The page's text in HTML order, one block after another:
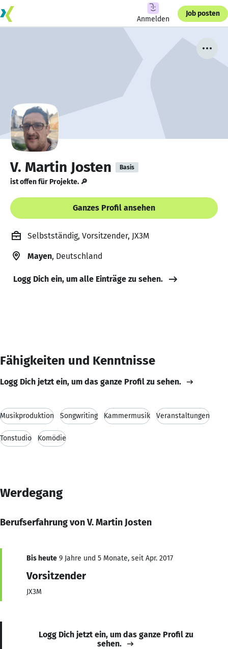
Anmelden
Job posten
V. Martin Josten Basis
ist offen für Projekte. 🔎
Ganzes Profil ansehen
Selbstständig, Vorsitzender, JX3M
Mayen, Deutschland
Logg Dich ein, um alle Einträge zu sehen.
Fähigkeiten und Kenntnisse
Logg Dich jetzt ein, um das ganze Profil zu sehen.
Musikproduktion Songwriting Kammermusik Veranstaltungen
Tonstudio Komödie
Werdegang
Berufserfahrung von V. Martin Josten
Bis heute 9 Jahre und 5 Monate, seit Apr. 2017
Vorsitzender
JX3M
Logg Dich jetzt ein, um das ganze Profil zu
sehen.